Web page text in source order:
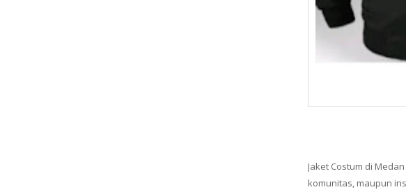
Jaket Costum di
komunitas, maupun